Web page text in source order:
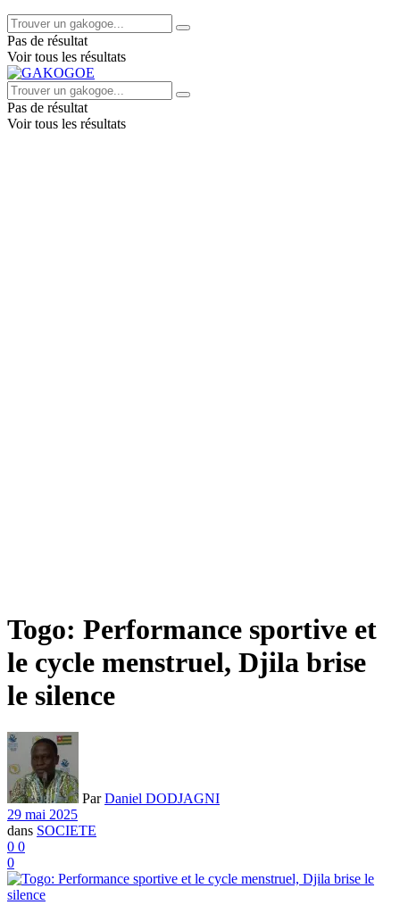
Pas de résultat
Voir tous les résultats
Pas de résultat
Voir tous les résultats
Togo: Performance sportive et
le cycle menstruel, Djila brise
le silence
Par Daniel DODJAGNI
29 mai 2025
dans SOCIETE
0 0
0